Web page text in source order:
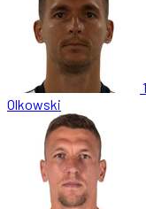
Olkowski